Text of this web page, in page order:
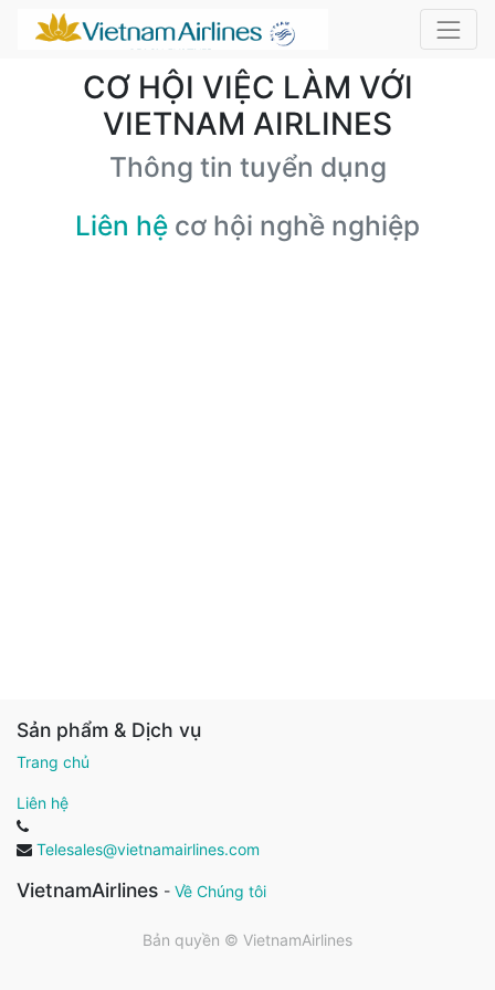
CƠ HỘI VIỆC LÀM VỚI
VIETNAM AIRLINES
Thông tin tuyển dụng
Liên hệ cơ hội nghề nghiệp
Sản phẩm & Dịch vụ
Trang chủ
Liên hệ
Telesales@vietnamairlines.com
VietnamAirlines - Về Chúng tôi
Bản quyền © VietnamAirlines